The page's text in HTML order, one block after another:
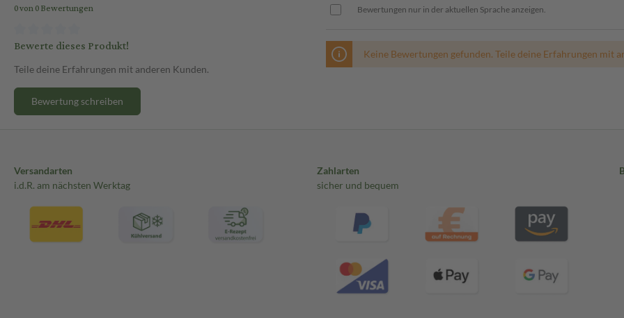
0 von 0 Bewertungen
Bewerte dieses Produkt!
Teile deine Erfahrungen mit anderen Kunden.
Bewertung schreiben
Bewertungen nur in der aktuellen Sprache anzeigen.
Keine Bewertungen gefunden. Teile deine Erfahrungen mit
Versandarten
i.d.R. am nächsten Werktag
Zahlarten
sicher und bequem